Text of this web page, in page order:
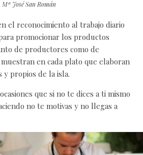
Mª José San Román
el reconocimiento al trabajo diario
promocionar los productos
de productores como de
en cada plato que elaboran
y propios de la isla.
que si no te dices a ti mismo
no te motivas y no llegas a